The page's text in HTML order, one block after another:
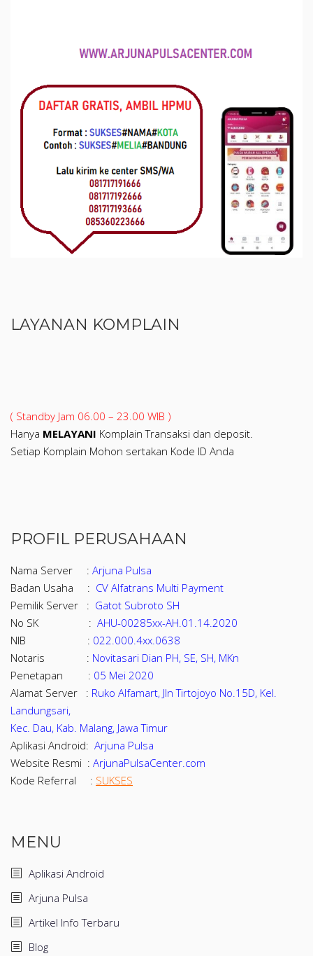
LAYANAN KOMPLAIN
( Standby Jam 06.00 – 23.00 WIB )
Hanya MELAYANI Komplain Transaksi dan deposit.
Setiap Komplain Mohon sertakan Kode ID Anda
PROFIL PERUSAHAAN
Nama Server : Arjuna Pulsa
Badan Usaha : CV Alfatrans Multi Payment
Pemilik Server : Gatot Subroto SH
No SK : AHU-00285xx-AH.01.14.2020
NIB : 022.000.4xx.0638
Notaris : Novitasari Dian PH, SE, SH, MKn
Penetapan : 05 Mei 2020
Alamat Server : Ruko Alfamart, Jln Tirtojoyo No.15D, Kel.
Landungsari,
Kec. Dau, Kab. Malang, Jawa Timur
Aplikasi Android: Arjuna Pulsa
Website Resmi : ArjunaPulsaCenter.com
Kode Referral : SUKSES
MENU
Aplikasi Android
Arjuna Pulsa
Artikel Info Terbaru
Blog